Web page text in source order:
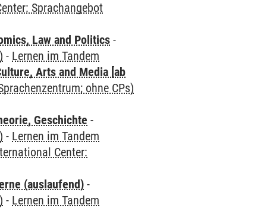
Sprachangebot
Law and Politics -
- Lernen im Tandem
Arts and Media [ab
ohne CPs)
Geschichte -
- Lernen im Tandem
Center:
(auslaufend) -
- Lernen im Tandem